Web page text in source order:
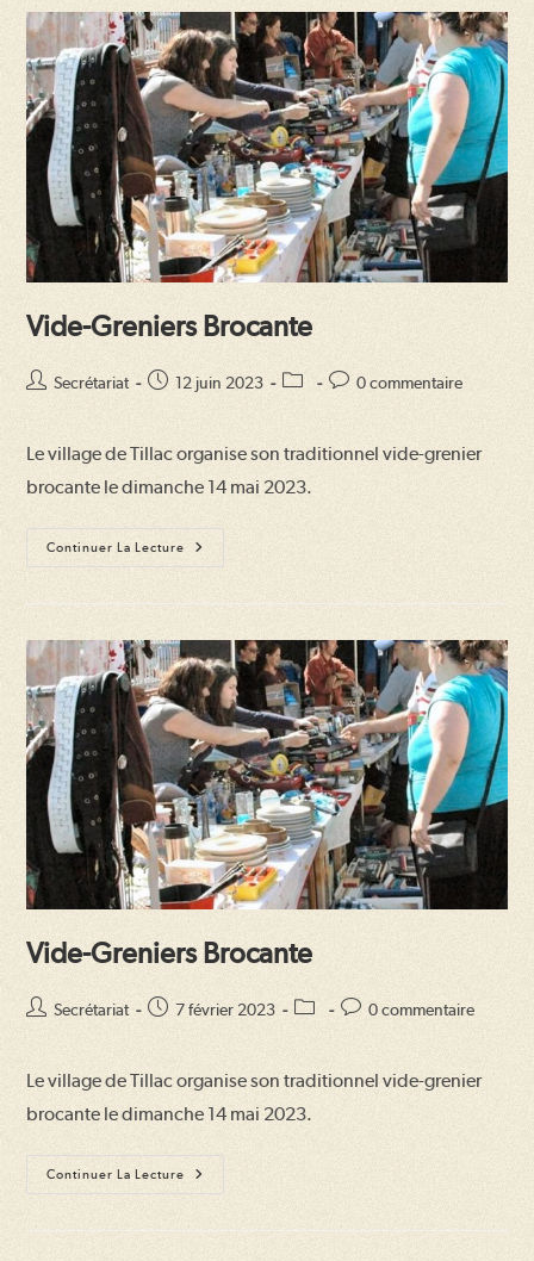
Vide-Greniers Brocante
Auteur/autrice
publication :
Secrétariat
Publication
12 juin 2023
Post
Commentaires
publication :
0 commentaire
Le village de Tillac organise son traditionnel vide-grenier
brocante le dimanche 14 mai 2023.
Continuer La Lecture
Vide-
Greniers
Vide-Greniers Brocante
Auteur/autrice
publication :
Secrétariat
Publication
7 février 2023
Post
Commentaires
publication :
0 commentaire
Le village de Tillac organise son traditionnel vide-grenier
brocante le dimanche 14 mai 2023.
Continuer La Lecture
Vide-
Greniers